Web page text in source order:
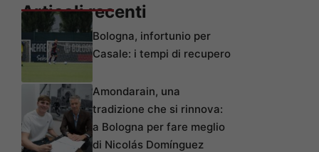
Articoli recenti
Bologna, infortunio per
Casale: i tempi di recupero
Amondarain, una
tradizione che si rinnova:
a Bologna per fare meglio
di Nicolás Domínguez